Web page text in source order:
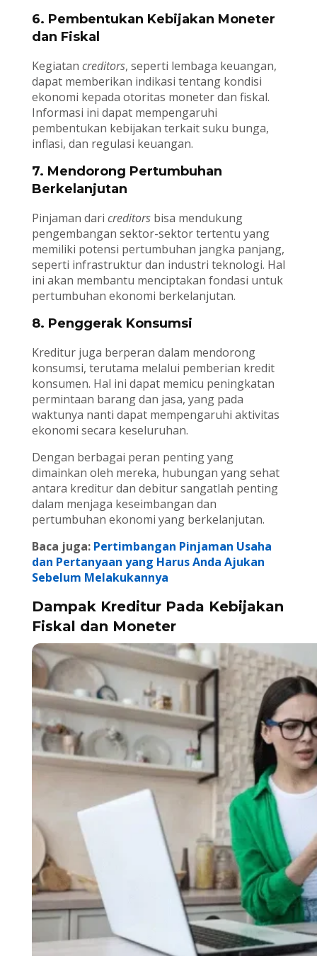
6. Pembentukan Kebijakan Moneter
dan Fiskal
Kegiatan creditors, seperti lembaga keuangan,
dapat memberikan indikasi tentang kondisi
ekonomi kepada otoritas moneter dan fiskal.
Informasi ini dapat mempengaruhi
pembentukan kebijakan terkait suku bunga,
inflasi, dan regulasi keuangan.
7. Mendorong Pertumbuhan
Berkelanjutan
Pinjaman dari creditorsbisa mendukung
pengembangan sektor-sektor tertentu yang
memiliki potensi pertumbuhan jangka panjang,
seperti infrastruktur dan industri teknologi. Hal
ini akan membantu menciptakan fondasi untuk
pertumbuhan ekonomi berkelanjutan.
8. Penggerak Konsumsi
Kreditur juga berperan dalam mendorong
konsumsi, terutama melalui pemberian kredit
konsumen. Hal ini dapat memicu peningkatan
permintaan barang dan jasa, yang pada
waktunya nanti dapat mempengaruhi aktivitas
ekonomi secara keseluruhan.
Dengan berbagai peran penting yang
dimainkan oleh mereka, hubungan yang sehat
antara kreditur dan debitur sangatlah penting
dalam menjaga keseimbangan dan
pertumbuhan ekonomi yang berkelanjutan.
Baca juga: Pertimbangan Pinjaman Usaha
dan Pertanyaan yang Harus Anda Ajukan
Sebelum Melakukannya
Dampak Kreditur Pada Kebijakan
Fiskal dan Moneter